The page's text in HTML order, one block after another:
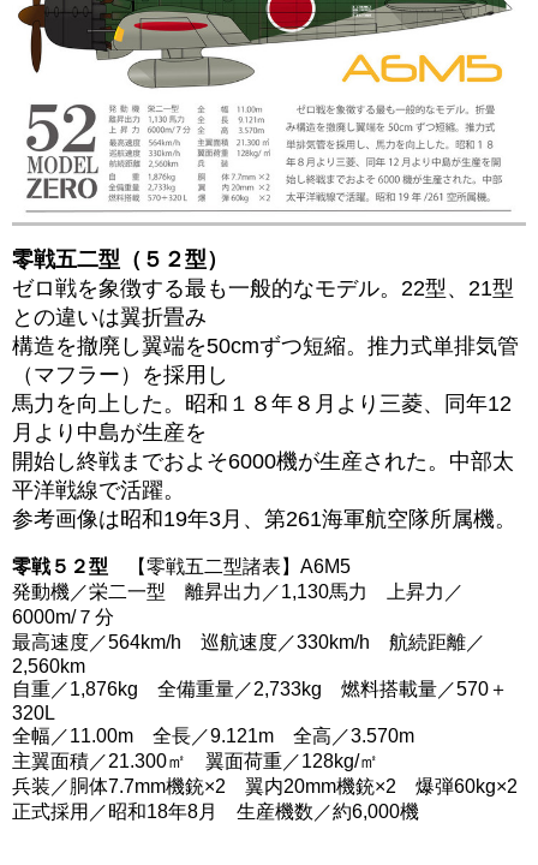
零戦五二型（５２型）
ゼロ戦を象徴する最も一般的なモデル。22型、21型
との違いは翼折畳み
構造を撤廃し翼端を50cmずつ短縮。推力式単排気管
（マフラー）を採用し
馬力を向上した。昭和１８年８月より 三菱、同年12
月より中島が生産を
開始し終戦までおよそ6000機が生産された。 中部太
平洋戦線で活躍。
参考画像は昭和19年3月、第261海軍航空隊所属機。
零戦５２型
【零戦五二型諸表】A6M5
発動機／栄二一型 離昇出力／1,130馬力 上昇力／
6000m/７分
最高速度／564km/h 巡航速度／330km/h 航続距離／
2,560km
自重／1,876kg 全備重量／2,733kg 燃料搭載量／570＋
320L
全幅／11.00m 全長／9.121m 全高／3.570m
主翼面積／21.300㎡ 翼面荷重／128kg/㎡
兵装／胴体7.7mm機銃×2 翼内20mm機銃×2 爆弾60kg×2
正式採用／昭和18年8月 生産機数／約6,000機